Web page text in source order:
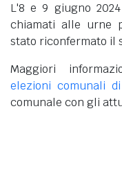
L'8 e 9 giugno
chiamati alle
stato riconfermato il
Maggiori
elezioni comunali
comunale con gli